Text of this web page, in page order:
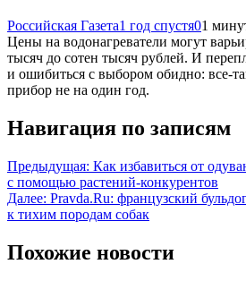
Российская Газета1 год спустя01
Цены на водонагреватели могут
тысяч до сотен тысяч рублей. И
и ошибиться с выбором обидно: все-
прибор не на один год.
Навигация по записям
Предыдущая: Как избавиться от
с помощью растений-конкурентов
Далее: Pravda.Ru: французский
к тихим породам собак
Похожие новости